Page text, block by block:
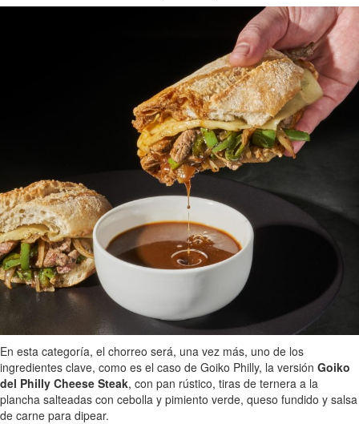
En esta categoría, el chorreo será, una vez más, uno de los
ingredientes clave, como es el caso de Goiko Philly, la versión Goiko
del Philly Cheese Steak, con pan rústico, tiras de ternera a la
plancha salteadas con cebolla y pimiento verde, queso fundido y salsa
de carne para dipear.